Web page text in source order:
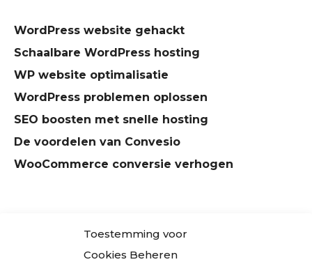
Toestemming voor
Cookies Beheren
WordPress website gehackt
Schaalbare WordPress hosting
WP website optimalisatie
WordPress problemen oplossen
SEO boosten met snelle hosting
De voordelen van Convesio
WooCommerce conversie verhogen